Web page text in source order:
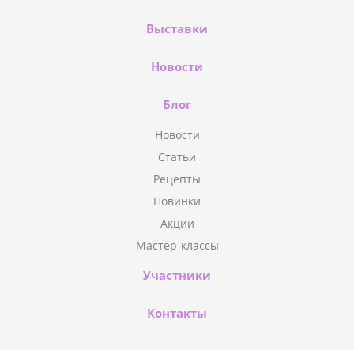
Выставки
Новости
Блог
Новости
Статьи
Рецепты
Новинки
Акции
Мастер-классы
Участники
Контакты